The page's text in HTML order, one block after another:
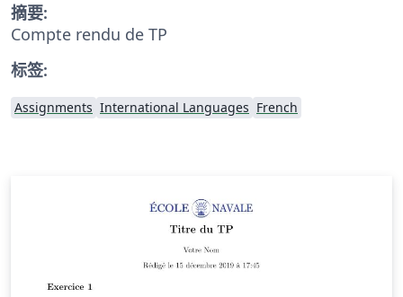
摘要:
Compte rendu de TP
标签:
Assignments International Languages French